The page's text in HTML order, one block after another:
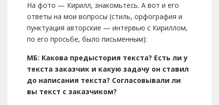
На фото — Кирилл, знакомьтесь. А вот и его
ответы на мои вопросы (стиль, орфография и
пунктуация авторские — интервью с Кириллом,
по его просьбе, было письменным):
МБ: Какова предыстория текста? Есть ли у
текста заказчик и какую задачу он ставил
до написания текста? Согласовывали ли
вы текст с заказчиком?